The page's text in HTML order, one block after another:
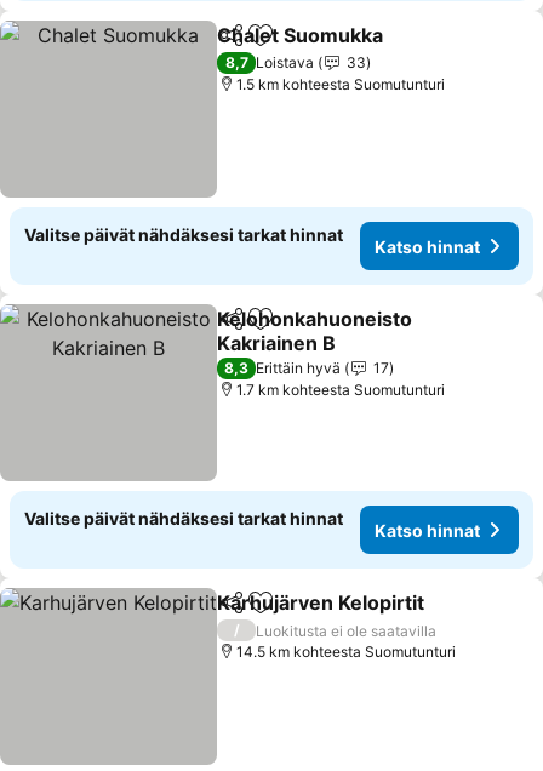
Jaa Lisää suosikkeihin
Chalet Suomukka
8,7 Loistava
33
1.5 km kohteesta Suomutunturi
Valitse päivät nähdäksesi tarkat hinnat
Katso hinnat
Jaa Lisää suosikkeihin
Kelohonkahuoneisto
Kakriainen B
8,3 Erittäin hyvä
17
1.7 km kohteesta Suomutunturi
Valitse päivät nähdäksesi tarkat hinnat
Katso hinnat
Jaa Lisää suosikkeihin
Karhujärven Kelopirtit
/
Luokitusta ei ole saatavilla
14.5 km kohteesta Suomutunturi